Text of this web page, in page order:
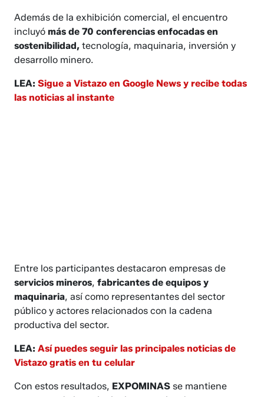
Además de la exhibición comercial, el encuentro
incluyómás de 70 conferencias enfocadas en
sostenibilidad,tecnología, maquinaria, inversión y
desarrollo minero.
LEA:Sigue a Vistazo en Google News y recibe todas
las noticias al instante
Entre los participantes destacaron empresas de
servicios mineros,fabricantes de equipos y
maquinaria, así como representantes del sector
público y actores relacionados con la cadena
productiva del sector.
LEA:Así puedes seguir las principales noticias de
Vistazo gratis en tu celular
Con estos resultados, EXPOMINAS se mantiene